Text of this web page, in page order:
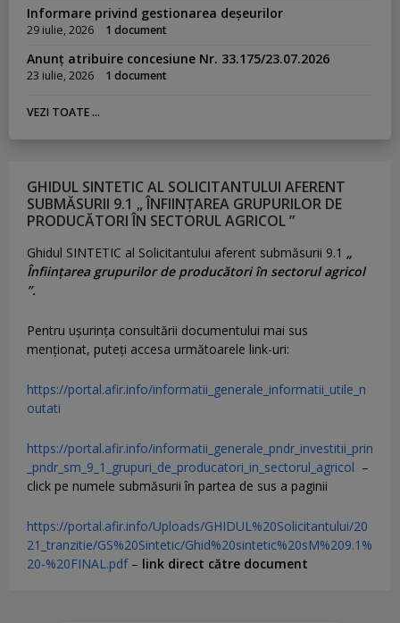
Informare privind gestionarea deșeurilor
29 iulie, 2026 1 document
Anunț atribuire concesiune Nr. 33.175/23.07.2026
23 iulie, 2026 1 document
VEZI TOATE ...
GHIDUL SINTETIC AL SOLICITANTULUI AFERENT
SUBMĂSURII 9.1 „ ÎNFIINȚAREA GRUPURILOR DE
PRODUCĂTORI ÎN SECTORUL AGRICOL ”
Ghidul SINTETIC al Solicitantului aferent submăsurii 9.1 „
Înființarea grupurilor de producători în sectorul agricol
”.
Pentru uşurinţa consultării documentului mai sus
menţionat, puteţi accesa următoarele link-uri:
https://portal.afir.info/informatii_generale_informatii_utile_n
outati
https://portal.afir.info/informatii_generale_pndr_investitii_prin
_pndr_sm_9_1_grupuri_de_producatori_in_sectorul_agricol –
click pe numele submăsurii în partea de sus a paginii
https://portal.afir.info/Uploads/GHIDUL%20Solicitantului/20
21_tranzitie/GS%20Sintetic/Ghid%20sintetic%20sM%209.1%
20-%20FINAL.pdf– link direct către document